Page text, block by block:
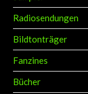
Radiosendungen
Bildtonträger
Fanzines
Bücher